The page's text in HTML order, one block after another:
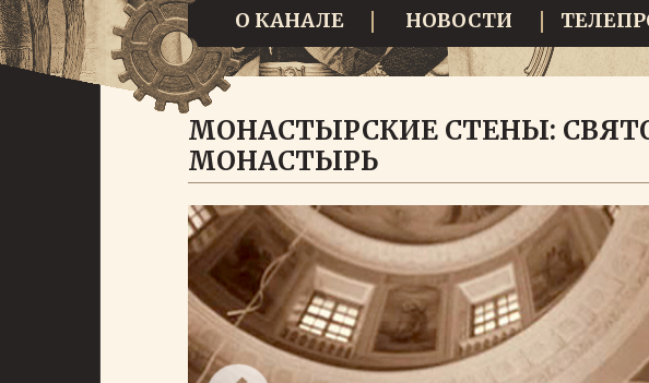
О КАНАЛЕ НОВОСТИ
МОНАСТЫРСКИЕ СТЕНЫ:
МОНАСТЫРЬ